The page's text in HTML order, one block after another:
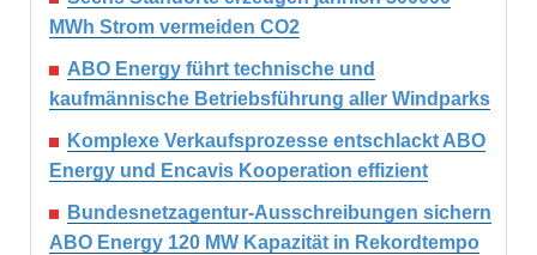
MWh Strom vermeiden CO2
ABO Energy führt technische und
kaufmännische Betriebsführung aller Windparks
Komplexe Verkaufsprozesse entschlackt ABO
Energy und Encavis Kooperation effizient
Bundesnetzagentur-Ausschreibungen sichern
ABO Energy 120 MW Kapazität in Rekordtempo